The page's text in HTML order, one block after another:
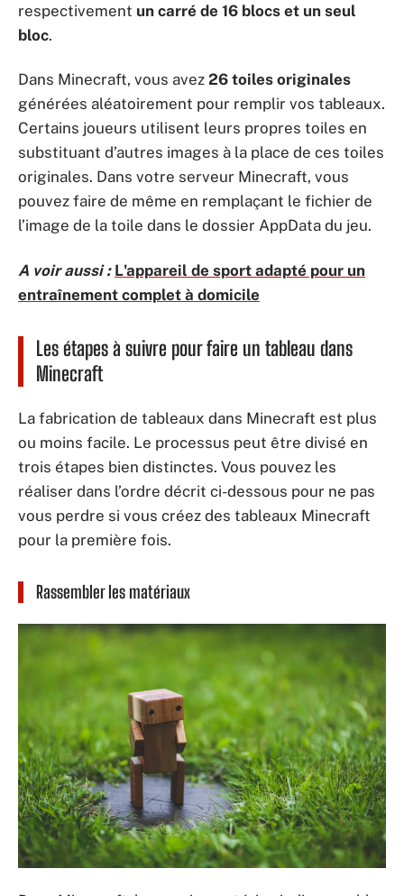
respectivement un carré de 16 blocs et un seul
bloc.
Dans Minecraft, vous avez 26 toiles originales
générées aléatoirement pour remplir vos tableaux.
Certains joueurs utilisent leurs propres toiles en
substituant d’autres images à la place de ces toiles
originales. Dans votre serveur Minecraft, vous
pouvez faire de même en remplaçant le fichier de
l’image de la toile dans le dossier AppData du jeu.
A voir aussi : L'appareil de sport adapté pour un
entraînement complet à domicile
Les étapes à suivre pour faire un tableau dans
Minecraft
La fabrication de tableaux dans Minecraft est plus
ou moins facile. Le processus peut être divisé en
trois étapes bien distinctes. Vous pouvez les
réaliser dans l’ordre décrit ci-dessous pour ne pas
vous perdre si vous créez des tableaux Minecraft
pour la première fois.
Rassembler les matériaux